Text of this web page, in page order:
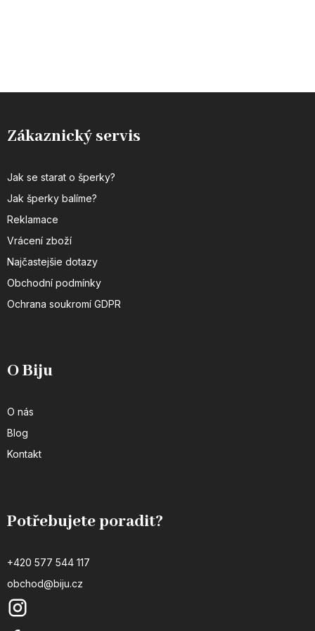
Zákaznický servis
Jak se starat o šperky?
Jak šperky balíme?
Reklamace
Vrácení zboží
Najčastejšie dotazy
Obchodní podmínky
Ochrana soukromí GDPR
O Biju
O nás
Blog
Kontakt
Potřebujete poradit?
+420 577 544 117
obchod@biju.cz